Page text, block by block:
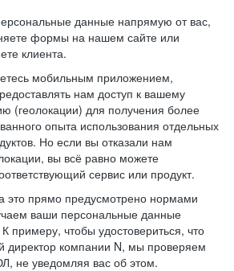
данные напрямую от вас,
формы на нашем сайте или
клиента.
мобильным приложением,
нам доступ к вашему
(геолокации) для получения более
опыта использования отдельных
Но если вы отказали нам
вы всё равно можете
сервис или продукт.
это прямо предусмотрено нормами
ваши персональные данные
примеру, чтобы удостовериться, что
директор компании N, мы проверяем
не уведомляя вас об этом.